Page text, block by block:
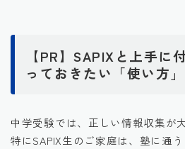
【PR】SAPIXと上手に
っておきたい「使い方」
中学受験では、正しい情報収集が大
特にSAPIX生のご家庭は、塾に通